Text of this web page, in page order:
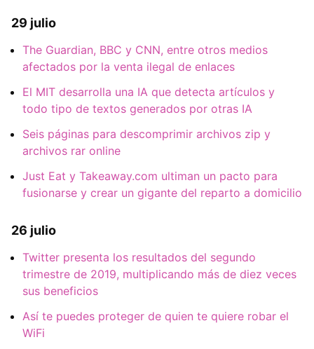
29 julio
The Guardian, BBC y CNN, entre otros medios
afectados por la venta ilegal de enlaces
El MIT desarrolla una IA que detecta artículos y
todo tipo de textos generados por otras IA
Seis páginas para descomprimir archivos zip y
archivos rar online
Just Eat y Takeaway.com ultiman un pacto para
fusionarse y crear un gigante del reparto a domicilio
26 julio
Twitter presenta los resultados del segundo
trimestre de 2019, multiplicando más de diez veces
sus beneficios
Así te puedes proteger de quien te quiere robar el
WiFi